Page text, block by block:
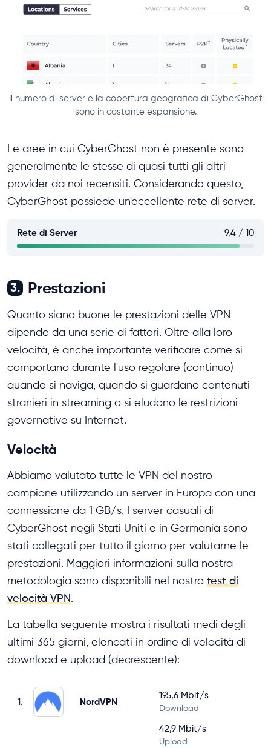
Il numero di server e la copertura geografica di CyberGhost
sono in costante espansione.
Le aree in cui CyberGhost non è presente sono
generalmente le stesse di quasi tutti gli altri
provider da noi recensiti. Considerando questo,
CyberGhost possiede un'eccellente rete di server.
Rete di Server 9,4 / 10
3. Prestazioni
Quanto siano buone le prestazioni delle VPN
dipende da una serie di fattori. Oltre alla loro
velocità, è anche importante verificare come si
comportano durante l'uso regolare (continuo)
quando si naviga, quando si guardano contenuti
stranieri in streaming o si eludono le restrizioni
governative su Internet.
Velocità
Abbiamo valutato tutte le VPN del nostro
campione utilizzando un server in Europa con una
connessione da 1 GB/s. I server casuali di
CyberGhost negli Stati Uniti e in Germania sono
stati collegati per tutto il giorno per valutarne le
prestazioni. Maggiori informazioni sulla nostra
metodologia sono disponibili nel nostro test di
velocità VPN.
La tabella seguente mostra i risultati medi degli
ultimi 365 giorni, elencati in ordine di velocità di
download e upload (decrescente):
1. NordVPN
195,6 Mbit/s
Download
42,9 Mbit/s
Upload